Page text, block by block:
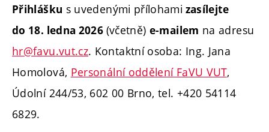
Přihlášku s uvedenými přílohami zasílejte
do 18. ledna 2026 (včetně) e-mailem na adresu
hr@favu.vut.cz. Kontaktní osoba: Ing. Jana
Homolová, Personální oddělení FaVU VUT,
Údolní 244/53, 602 00 Brno, tel. +420 54114
6829.